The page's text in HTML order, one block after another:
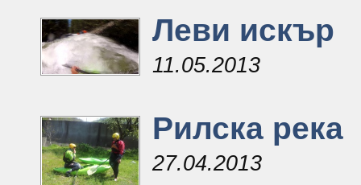
Леви искър
11.05.2013
Рилска река
27.04.2013